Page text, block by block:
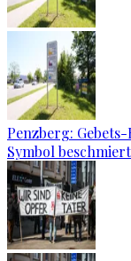
Penzberg:
Symbol beschmiert